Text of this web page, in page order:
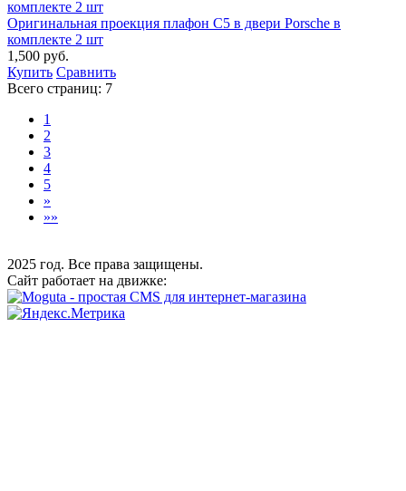
Оригинальная проекция плафон C5 в двери Porsche в
комплекте 2 шт
1,500 руб.
Купить Сравнить
Всего страниц: 7
1
2
3
4
5
»
»»
2025 год. Все права защищены.
Сайт работает на движке: